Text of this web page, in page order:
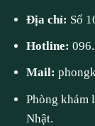
Địa chỉ: Số
Hotline:
Mail:
Phòng khám
Nhật.